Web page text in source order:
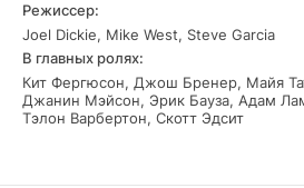
Режиссер:
Joel Dickie, Mike West, Steve Garcia
В главных ролях:
Кит Фергюсон, Джош Бренер, Майя
Джанин Мэйсон, Эрик Бауза, Адам
Тэлон Варбертон, Скотт Эдсит